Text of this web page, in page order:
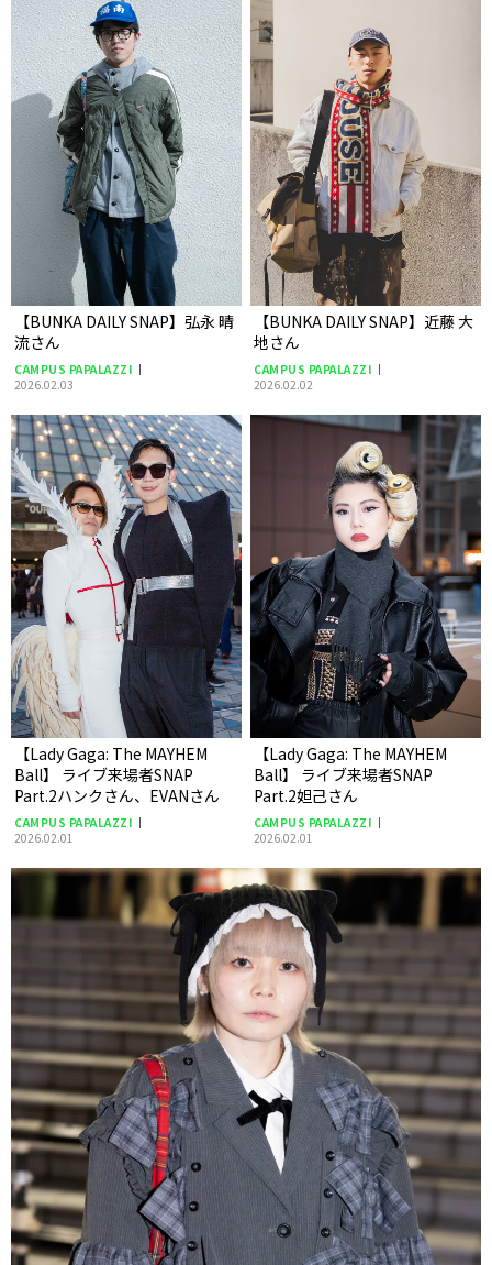
【BUNKA DAILY SNAP】弘永 晴
流さん
CAMPUS PAPALAZZI
2026.02.03
【BUNKA DAILY SNAP】近藤 大
地さん
CAMPUS PAPALAZZI
2026.02.02
【Lady Gaga: The MAYHEM
Ball】 ライブ来場者SNAP
Part.2ハンクさん、EVANさん
CAMPUS PAPALAZZI
2026.02.01
【Lady Gaga: The MAYHEM
Ball】 ライブ来場者SNAP
Part.2妲己さん
CAMPUS PAPALAZZI
2026.02.01